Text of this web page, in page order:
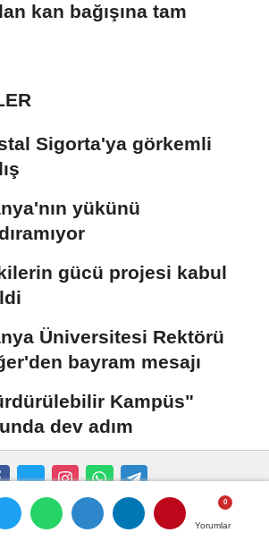
Yorumlar
Yorumlar
kan bağışına tam
Sigorta'ya görkemli
yükünü
gücü projesi kabul
Üniversitesi Rektörü
bayram mesajı
Kampüs"
dev adım
Çerez Politikası Gizlilik İlkeleri